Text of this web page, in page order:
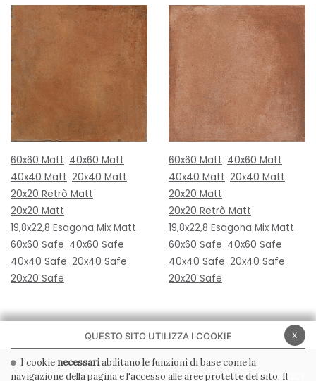
60x60 Matt 40x60 Matt
40x40 Matt 20x40 Matt
20x20 Retrò Matt
20x20 Matt
19,8x22,8 Esagona Mix Matt
60x60 Safe 40x60 Safe
40x40 Safe 20x40 Safe
20x20 Safe
60x60 Matt 40x60 Matt
40x40 Matt 20x40 Matt
20x20 Matt
20x20 Retrò Matt
19,8x22,8 Esagona Mix Matt
60x60 Safe 40x60 Safe
40x40 Safe 20x40 Safe
20x20 Safe
PRIVACY POLICY COOKIE POLICY
x
QUESTO SITO UTILIZZA I COOKIE
I cookie necessariabilitano le funzioni di base come la
navigazione della pagina e l'accesso alle aree protette del sito. Il